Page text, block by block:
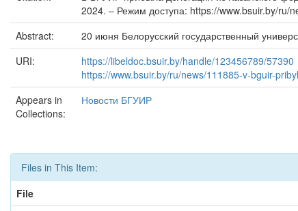
2024. – Режим доступа: https://www.bsuir.by/
Abstract:
20 июня Белорусский государственный
URI:
https://libeldoc.bsuir.by/handle/123456789/57390
https://www.bsuir.by/ru/news/111885-v-bguir-
Appears in
Collections:
Новости БГУИР
Files in This Item:
File